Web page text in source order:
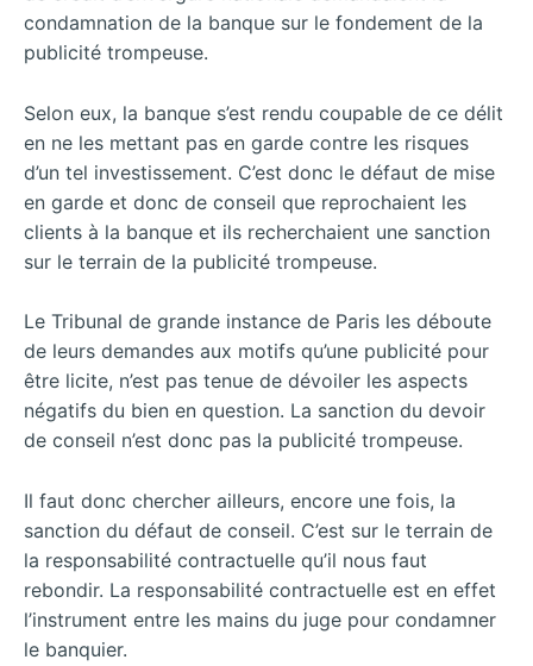
condamnation de la banque sur le fondement de la
publicité trompeuse.
Selon eux, la banque s’est rendu coupable de ce délit
en ne les mettant pas en garde contre les risques
d’un tel investissement. C’est donc le défaut de mise
en garde et donc de conseil que reprochaient les
clients à la banque et ils recherchaient une sanction
sur le terrain de la publicité trompeuse.
Le Tribunal de grande instance de Paris les déboute
de leurs demandes aux motifs qu’une publicité pour
être licite, n’est pas tenue de dévoiler les aspects
négatifs du bien en question. La sanction du devoir
de conseil n’est donc pas la publicité trompeuse.
Il faut donc chercher ailleurs, encore une fois, la
sanction du défaut de conseil. C’est sur le terrain de
la responsabilité contractuelle qu’il nous faut
rebondir. La responsabilité contractuelle est en effet
l’instrument entre les mains du juge pour condamner
le banquier.